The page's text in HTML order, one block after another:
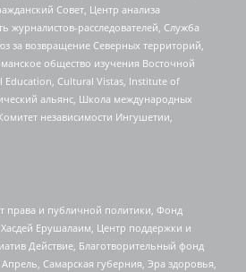
Совет, Центр анализа
журналистов-расследователей, Служба
за возвращение Северных территорий,
общество изучения Восточной
Cultural Vistas, Institute of
альянс, Школа международных
независимости Ингушетии,
права и публичной политики, Фонд
Ерушалаим, Центр поддержки и
Действие, Благотворительный фонд
Самарская губерния, Эра здоровья,